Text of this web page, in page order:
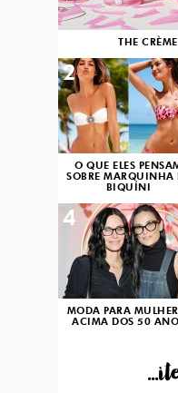
THE
O QUE ELES
SOBRE MARQUINHA
BIQUÍNI
2
MODA PARA
ACIMA DOS 50
4